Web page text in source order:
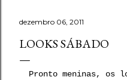
dezembro 06, 2011
LOOKS SÁBADO
Pronto meninas, os